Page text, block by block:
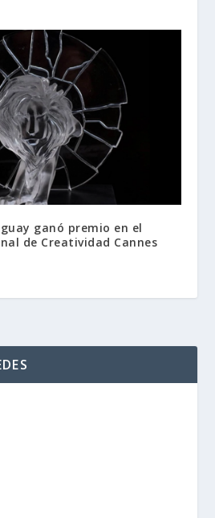
ganó premio en el
de Creatividad Cannes